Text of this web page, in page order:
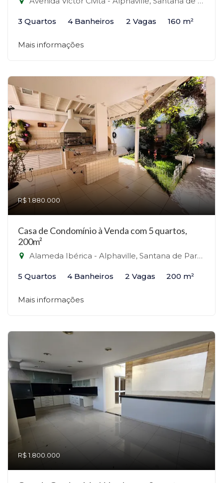
3 Quartos 4 Banheiros 2 Vagas 160 m²
Mais informações
R$ 1.880.000
Casa de Condomínio à Venda com 5 quartos,
200m²
Alameda Ibérica - Alphaville, Santana de Parnaíba-SP
5 Quartos 4 Banheiros 2 Vagas 200 m²
Mais informações
R$ 1.800.000